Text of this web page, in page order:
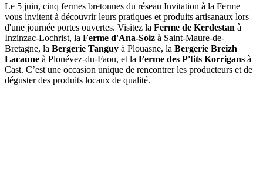
Le 5 juin, cinq fermes bretonnes du réseau Invitation à la Ferme
vous invitent à découvrir leurs pratiques et produits artisanaux lors
d'une journée portes ouvertes. Visitez la Ferme de Kerdestan à
Inzinzac-Lochrist, la Ferme d'Ana-Soiz à Saint-Maure-de-
Bretagne, la Bergerie Tanguy à Plouasne, la Bergerie Breizh
Lacaune à Plonévez-du-Faou, et la Ferme des P'tits Korrigans à
Cast. C’est une occasion unique de rencontrer les producteurs et de
déguster des produits locaux de qualité.